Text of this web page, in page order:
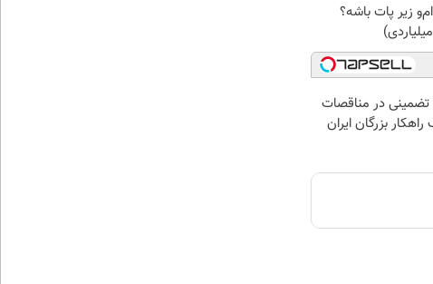
زیر پات باشه؟
در مناقصات
راهکار بزرگان ایران